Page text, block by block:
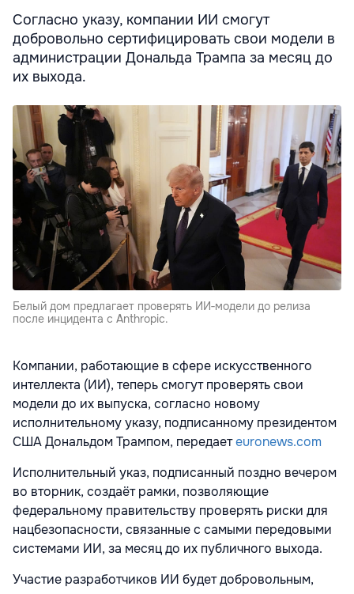
Согласно указу, компании ИИ смогут
добровольно сертифицировать свои модели в
администрации Дональда Трампа за месяц до
их выхода.
Белый дом предлагает проверять ИИ‑модели до релиза
после инцидента с Anthropic.
Компании, работающие в сфере искусственного
интеллекта (ИИ), теперь смогут проверять свои
модели до их выпуска, согласно новому
исполнительному указу, подписанному президентом
США Дональдом Трампом, передаетeuronews.com
Исполнительный указ, подписанный поздно вечером
во вторник, создаёт рамки, позволяющие
федеральному правительству проверять риски для
нацбезопасности, связанные с самыми передовыми
системами ИИ, за месяц до их публичного выхода.
Участие разработчиков ИИ будет добровольным,